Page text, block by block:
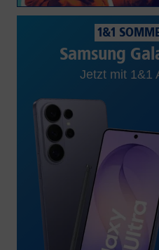
1&1
Samsung
Jetzt mit 1&1